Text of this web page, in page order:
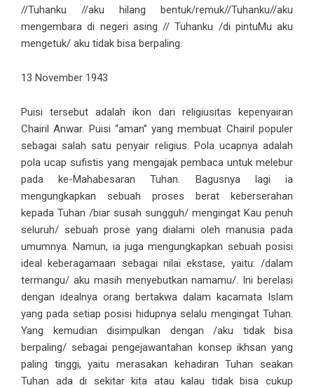
//Tuhanku //aku hilang bentuk/remuk//Tuhanku//aku
mengembara di negeri asing // Tuhanku /di pintuMu aku
mengetuk/ aku tidak bisa berpaling.
13 November 1943
Puisi tersebut adalah ikon dari religiusitas kepenyairan
Chairil Anwar. Puisi “aman” yang membuat Chairil populer
sebagai salah satu penyair religius. Pola ucapnya adalah
pola ucap sufistis yang mengajak pembaca untuk melebur
pada ke-Mahabesaran Tuhan. Bagusnya lagi ia
mengungkapkan sebuah proses berat keberserahan
kepada Tuhan /biar susah sungguh/ mengingat Kau penuh
seluruh/ sebuah prose yang dialami oleh manusia pada
umumnya. Namun, ia juga mengungkapkan sebuah posisi
ideal keberagamaan sebagai nilai ekstase, yaitu: /dalam
termangu/ aku masih menyebutkan namamu/. Ini berelasi
dengan idealnya orang bertakwa dalam kacamata Islam
yang pada setiap posisi hidupnya selalu mengingat Tuhan.
Yang kemudian disimpulkan dengan /aku tidak bisa
berpaling/ sebagai pengejawantahan konsep ikhsan yang
paling tinggi, yaitu merasakan kehadiran Tuhan seakan
Tuhan ada di sekitar kita atau kalau tidak bisa cukup